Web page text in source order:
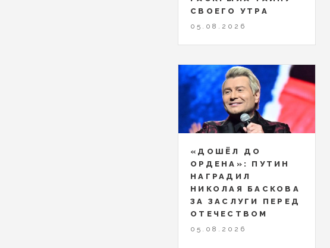
СВОЕГО УТРА
05.08.2026
«ДОШЁЛ ДО
ОРДЕНА»: ПУТИН
НАГРАДИЛ
НИКОЛАЯ БАСКОВА
ЗА ЗАСЛУГИ ПЕРЕД
ОТЕЧЕСТВОМ
05.08.2026